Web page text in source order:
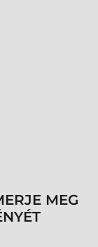
MEG